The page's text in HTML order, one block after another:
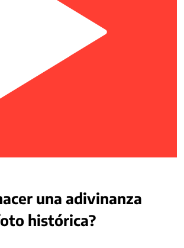
una adivinanza
histórica?